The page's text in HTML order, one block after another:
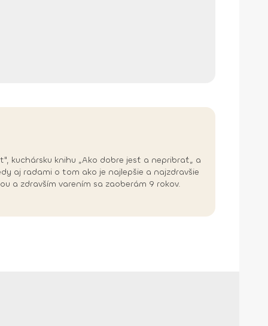
kuchársku knihu „Ako dobre jesť a nepribrať„ a
aj radami o tom ako je najlepšie a najzdravšie
a zdravším varením sa zaoberám 9 rokov.